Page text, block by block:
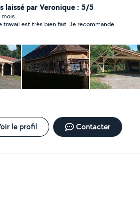
de combles placo, isolation,
Et encore pleins d'autres choses.
à me solliciter.
laissé par Veronique : 5/5
mois
travail est très bien fait. Je recommande.
le profil Contacter